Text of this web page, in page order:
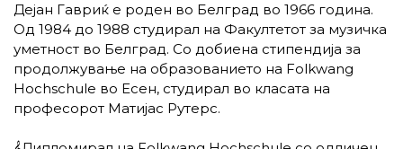
Дејан Гавриќ е роден во Белград во 1966 година.
Од 1984 до 1988 студирал на Факултетот за музичка
уметност во Белград. Со добиена стипендија за
продолжување на образованието на Folkwang
Hochschule во Есен, студирал во класата на
професорот Матијас Рутерс.